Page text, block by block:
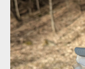
Osprey Escapist
Osprey Escapist